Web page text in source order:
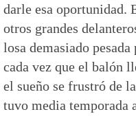
darle esa oportunidad.
otros grandes
losa demasiado
cada vez que el balón
el sueño se frustró de
tuvo media temporada